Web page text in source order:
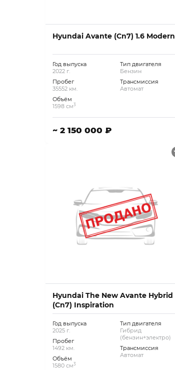
Hyundai Avante (Cn7) 1.6 Modern
Год выпуска
2022 г.
Пробег
35552 км.
Объём
1598 см3
Тип двигателя
Бензин
Трансмиссия
Автомат
~ 2 150 000 ₽
Hyundai The New Avante Hybrid
(Cn7) Inspiration
Год выпуска
2025 г.
Пробег
1492 км.
Объём
1580 см3
Тип двигателя
Гибрид
(бензин+электро)
Трансмиссия
Автомат